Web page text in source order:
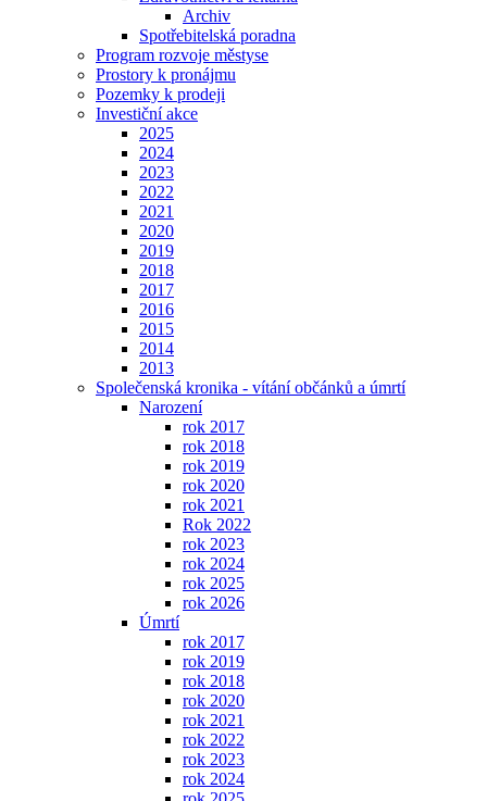
Archiv
Spotřebitelská poradna
Program rozvoje městyse
Prostory k pronájmu
Pozemky k prodeji
Investiční akce
2025
2024
2023
2022
2021
2020
2019
2018
2017
2016
2015
2014
2013
Společenská kronika - vítání občánků a úmrtí
Narození
rok 2017
rok 2018
rok 2019
rok 2020
rok 2021
Rok 2022
rok 2023
rok 2024
rok 2025
rok 2026
Úmrtí
rok 2017
rok 2019
rok 2018
rok 2020
rok 2021
rok 2022
rok 2023
rok 2024